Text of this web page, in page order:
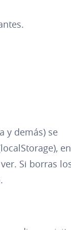
y demás) se
Si borras